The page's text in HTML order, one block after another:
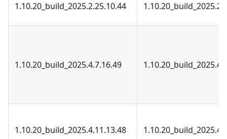
1.10.20_build_2025.2.25.10.44
1.10.20_build_2025.4.7.16.49
1.10.20_build_2025.4.11.13.48